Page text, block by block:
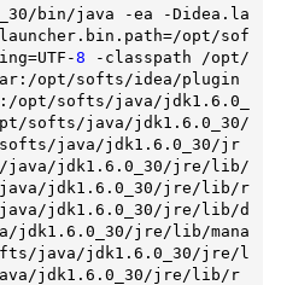
bin/java -ea -Didea.la
opt/sof
8 -classpath /opt/
opt/softs/idea/plugin
softs/java/jdk1.6.0_
softs/java/jdk1.6.0_30/
java/jdk1.6.0_30/jr
jdk1.6.0_30/jre/lib/
jdk1.6.0_30/jre/lib/r
jdk1.6.0_30/jre/lib/d
jre/lib/mana
java/jdk1.6.0_30/jre/l
jdk1.6.0_30/jre/lib/r